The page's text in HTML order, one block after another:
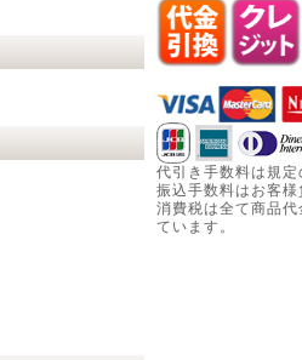
代引き手数料は規
振込手数料はお客
消費税は全て商品
ています。